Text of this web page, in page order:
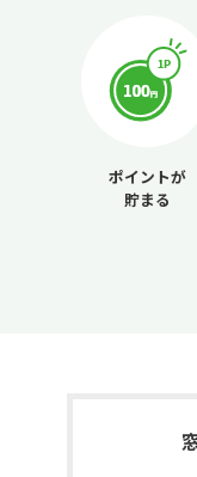
ポイントが
貯まる